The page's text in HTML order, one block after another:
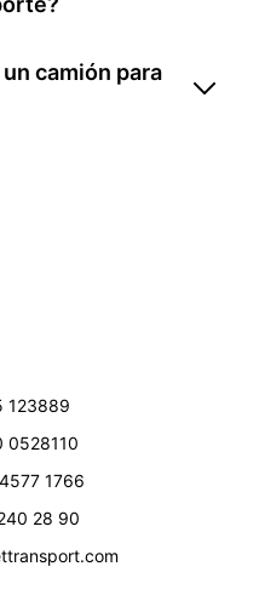
camión para
123889
0528110
1766
28 90